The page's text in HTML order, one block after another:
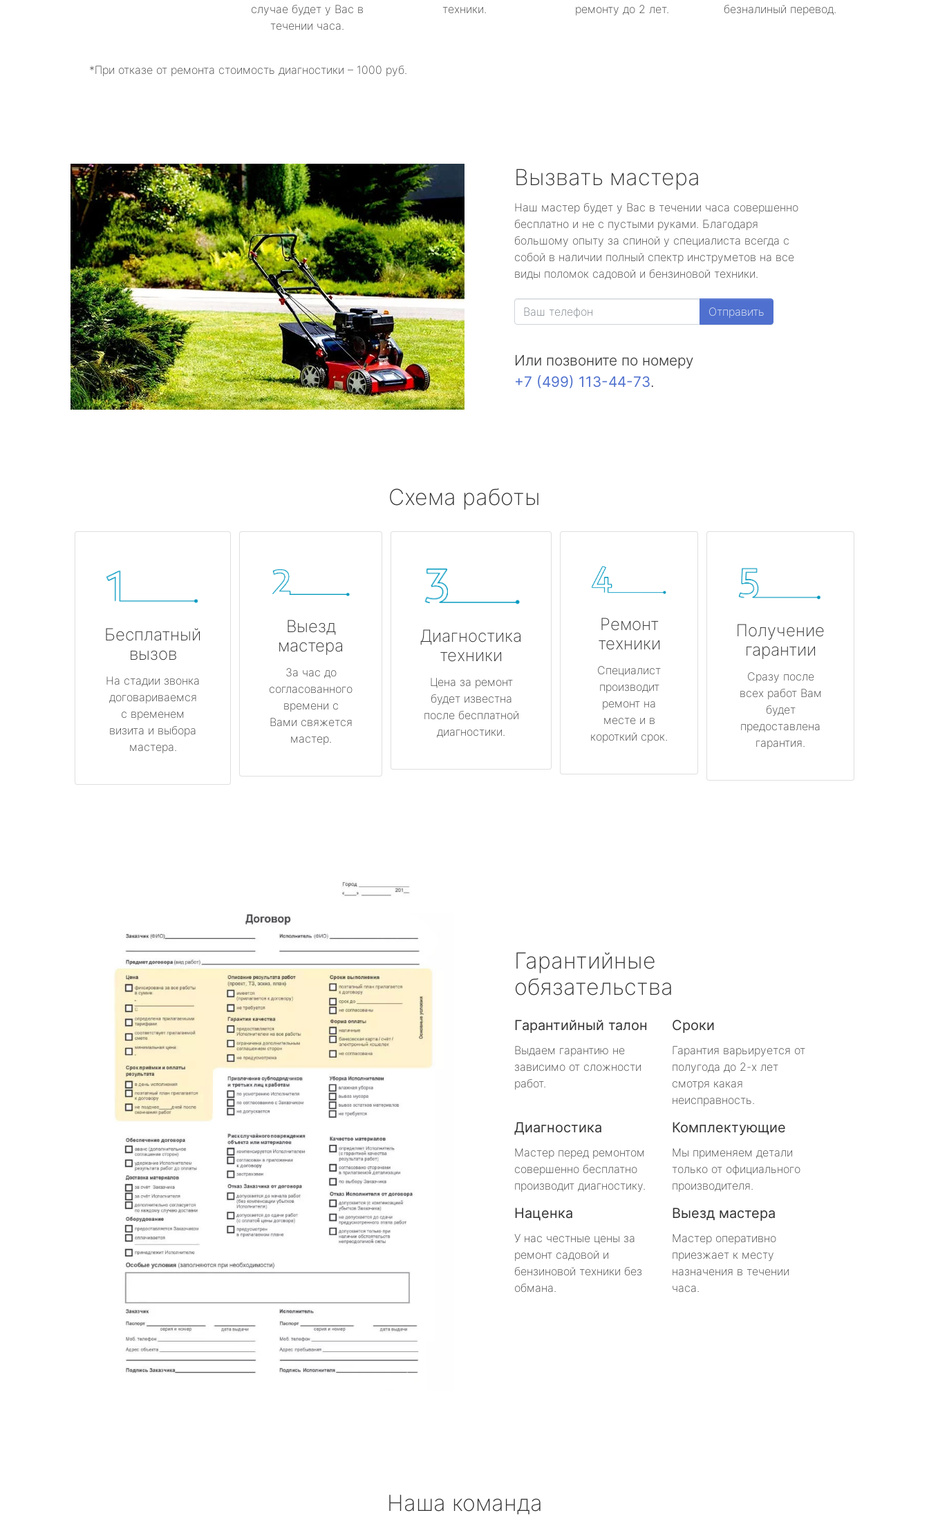
случае будет у Вас в
течении часа.
техники.
ремонту до 2 лет.
безналиный перевод.
*При отказе от ремонта стоимость диагностики – 1000 руб.
Вызвать мастера
Наш мастер будет у Вас в течении часа совершенно
бесплатно и не с пустыми руками. Благодаря
большому опыту за спиной у специалиста всегда с
собой в наличии полный спектр инструметов на все
виды поломок садовой и бензиновой техники.
Отправить
Или позвоните по номеру
+7 (499) 113-44-73.
Схема работы
Бесплатный
вызов
На стадии звонка
договариваемся
с временем
визита и выбора
мастера.
Выезд
мастера
За час до
согласованного
времени с
Вами свяжется
мастер.
Диагностика
техники
Цена за ремонт
будет известна
после бесплатной
диагностики.
Ремонт
техники
Специалист
производит
ремонт на
месте и в
короткий срок.
Получение
гарантии
Сразу после
всех работ Вам
будет
предоставлена
гарантия.
Гарантийные
обязательства
Гарантийный талон
Выдаем гарантию не
зависимо от сложности
работ.
Сроки
Гарантия варьируется от
полугода до 2-х лет
смотря какая
неисправность.
Диагностика
Мастер перед ремонтом
совершенно бесплатно
производит диагностику.
Комплектующие
Мы применяем детали
только от официального
производителя.
Наценка
У нас честные цены за
ремонт садовой и
бензиновой техники без
обмана.
Выезд мастера
Мастер оперативно
приезжает к месту
назначения в течении
часа.
Наша команда